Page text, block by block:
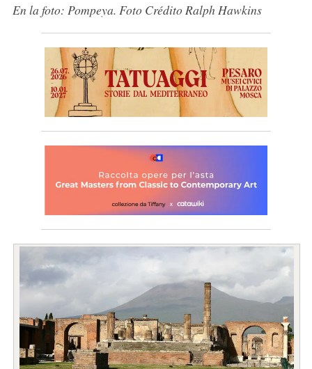
En la foto: Pompeya. Foto Crédito Ralph Hawkins